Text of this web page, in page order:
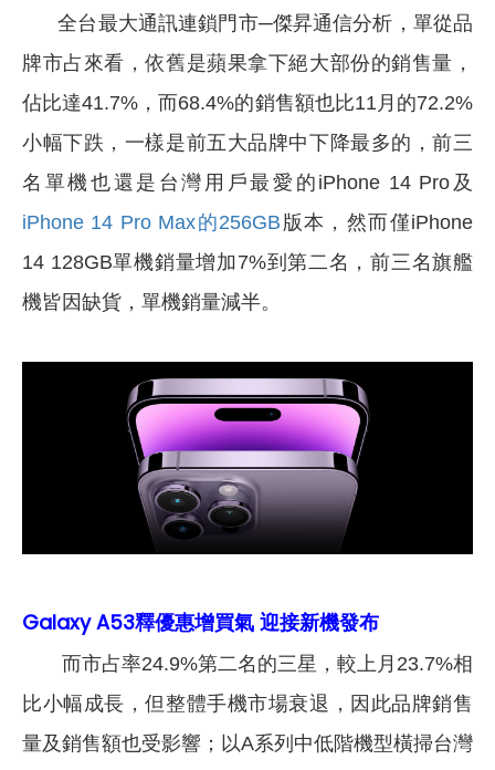
全台最大通訊連鎖門市─傑昇通信分析，單從品
牌市占來看，依舊是蘋果拿下絕大部份的銷售量，
佔比達41.7%，而68.4%的銷售額也比11月的72.2%
小幅下跌，一樣是前五大品牌中下降最多的，前三
名單機也還是台灣用戶最愛的iPhone 14 Pro及
iPhone 14 Pro Max的256GB 版本，然而僅iPhone
14 128GB單機銷量增加7%到第二名，前三名旗艦
機皆因缺貨，單機銷量減半。
Galaxy A53釋優惠增買氣 迎接新機發布
而市占率24.9%第二名的三星，較上月23.7%相
比小幅成長，但整體手機市場衰退，因此品牌銷售
量及銷售額也受影響；以A系列中低階機型橫掃台灣